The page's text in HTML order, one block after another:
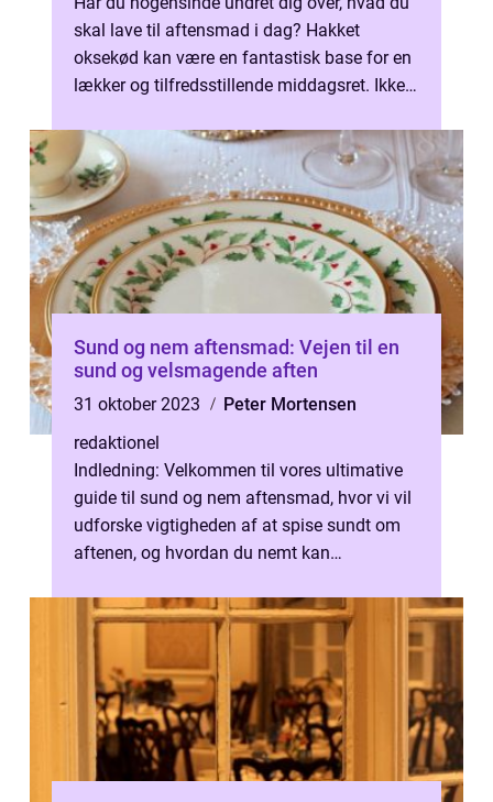
skal lave til aftensmad i dag? Hakket
oksekød kan være en fantastisk base for en
lækker og tilfredsstillende middagsret. Ikke
Sund og nem aftensmad: Vejen til en
sund og velsmagende aften
31 oktober 2023
Peter Mortensen
redaktionel
Indledning: Velkommen til vores ultimative
guide til sund og nem aftensmad, hvor vi vil
udforske vigtigheden af at spise sundt om
aftenen, og hvordan du nemt kan